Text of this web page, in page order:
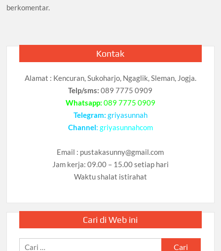
berkomentar.
Kontak
Alamat : Kencuran, Sukoharjo, Ngaglik, Sleman, Jogja.
Telp/sms: 089 7775 0909
Whatsapp: 089 7775 0909
Telegram: griyasunnah
Channel: griyasunnahcom
Email : pustakasunny@gmail.com
Jam kerja: 09.00 – 15.00 setiap hari
Waktu shalat istirahat
Cari di Web ini
Cari